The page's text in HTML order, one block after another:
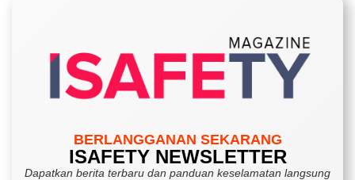
BERLANGGANAN SEKARANG
ISAFETY NEWSLETTER
Dapatkan berita terbaru dan panduan keselamatan langsung